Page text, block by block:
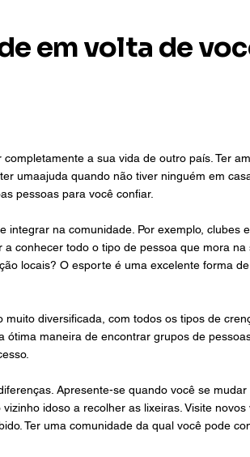
em volta de
a sua vida de outro país. Ter
umaajuda quando não tiver ninguém em
pessoas para você confiar.
na comunidade. Por exemplo, clubes
conhecer todo o tipo de pessoa que mora na
locais? O esporte é uma excelente forma
diversificada, com todos os tipos de
ótima maneira de encontrar grupos de
Apresente-se quando você se mudar
idoso a recolher as lixeiras. Visite novos
Ter uma comunidade da qual você pode